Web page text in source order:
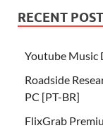
RECENT
Youtube Music
Roadside
PC [PT-BR]
FlixGrab